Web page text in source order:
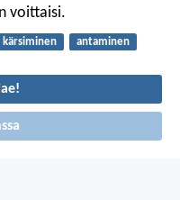
voittaisi.
kärsiminen antaminen